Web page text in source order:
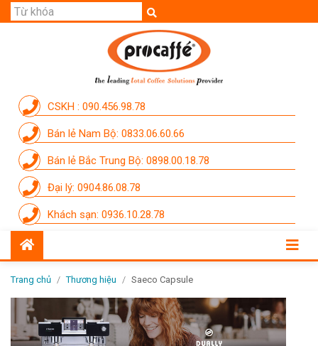
CSKH : 090.456.98.78
Bán lẻ Nam Bộ: 0833.06.60.66
Bán lẻ Bắc Trung Bộ: 0898.00.18.78
Đại lý: 0904.86.08.78
Khách sạn: 0936.10.28.78
DỊCH VỤ
CẨM NANG
THÀNH VIÊN PROCAFFE
KHUYẾN MÃI
SỰ KIỆN THƯƠNG HIỆU
LIÊN HỆ
Trang chủ / Thương hiệu / Saeco Capsule